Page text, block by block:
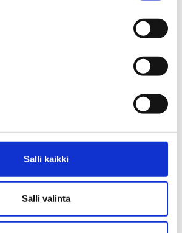
Salli kaikki
Salli valinta
uudistuu syyskuussa
hyväksynyt
tehtävät laajenevat
palveluissamme kesän aikana
työstä koulun
vuoksi?
lakkautetaan